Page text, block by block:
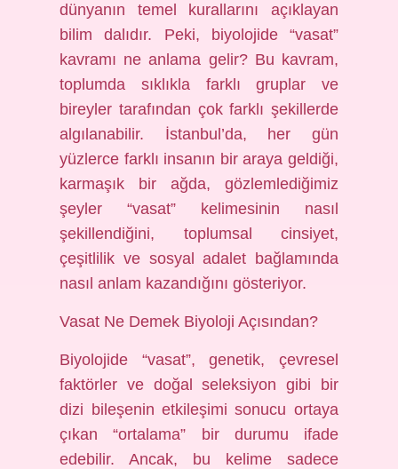
dünyanın temel kurallarını açıklayan
bilim dalıdır. Peki, biyolojide “vasat”
kavramı ne anlama gelir? Bu kavram,
toplumda sıklıkla farklı gruplar ve
bireyler tarafından çok farklı şekillerde
algılanabilir. İstanbul’da, her gün
yüzlerce farklı insanın bir araya geldiği,
karmaşık bir ağda, gözlemlediğimiz
şeyler “vasat” kelimesinin nasıl
şekillendiğini, toplumsal cinsiyet,
çeşitlilik ve sosyal adalet bağlamında
nasıl anlam kazandığını gösteriyor.
Vasat Ne Demek Biyoloji Açısından?
Biyolojide “vasat”, genetik, çevresel
faktörler ve doğal seleksiyon gibi bir
dizi bileşenin etkileşimi sonucu ortaya
çıkan “ortalama” bir durumu ifade
edebilir. Ancak, bu kelime sadece